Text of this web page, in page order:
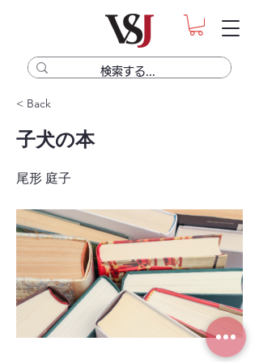
< Back
子犬の本
尾形 庭子